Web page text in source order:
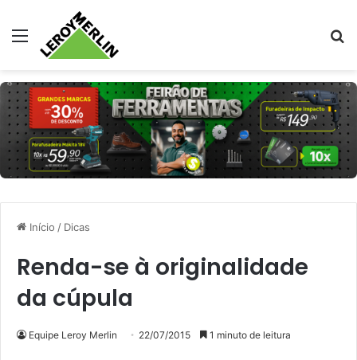
Menu
Início / Dicas
Renda-se à originalidade
da cúpula
Equipe Leroy Merlin 22/07/2015 1 minuto de leitura